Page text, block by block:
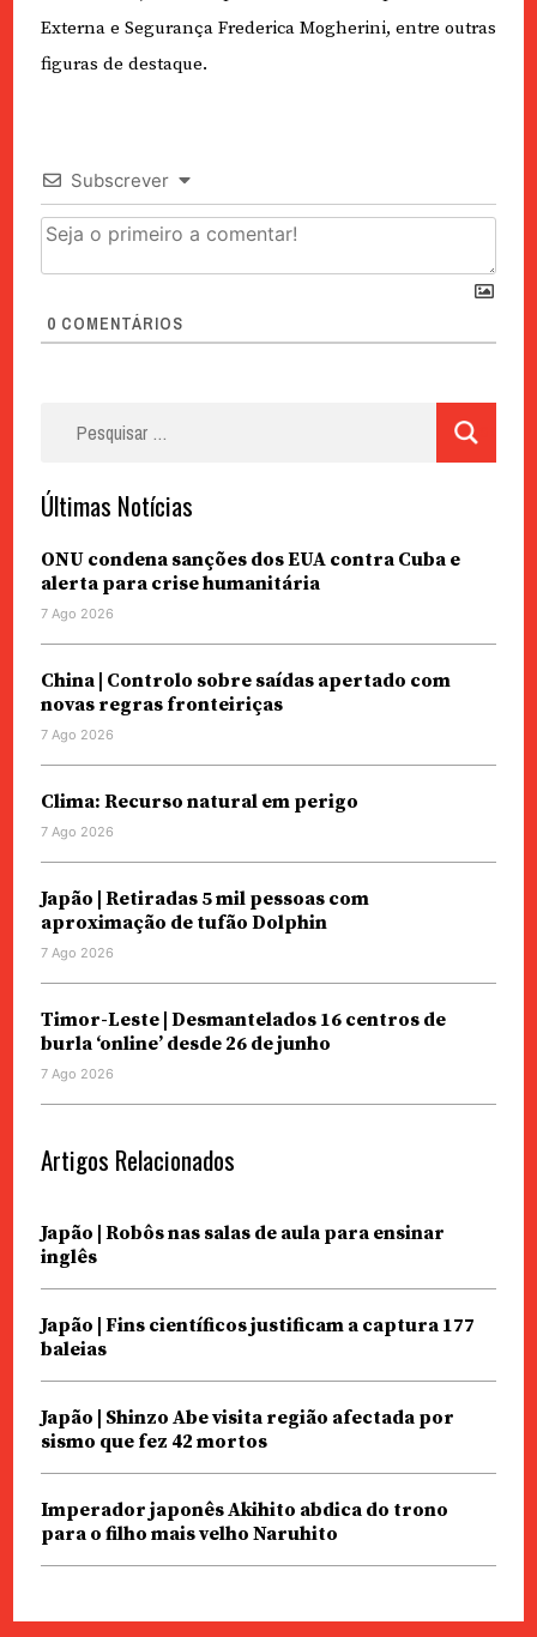
Externa e Segurança Frederica Mogherini, entre outras
figuras de destaque.
Subscrever
0 COMENTÁRIOS
Últimas Notícias
ONU condena sanções dos EUA contra Cuba e
alerta para crise humanitária
7 Ago 2026
China | Controlo sobre saídas apertado com
novas regras fronteiriças
7 Ago 2026
Clima: Recurso natural em perigo
7 Ago 2026
Japão | Retiradas 5 mil pessoas com
aproximação de tufão Dolphin
7 Ago 2026
Timor-Leste | Desmantelados 16 centros de
burla ‘online’ desde 26 de junho
7 Ago 2026
Artigos Relacionados
Japão | Robôs nas salas de aula para ensinar
inglês
Japão | Fins científicos justificam a captura 177
baleias
Japão | Shinzo Abe visita região afectada por
sismo que fez 42 mortos
Imperador japonês Akihito abdica do trono
para o filho mais velho Naruhito